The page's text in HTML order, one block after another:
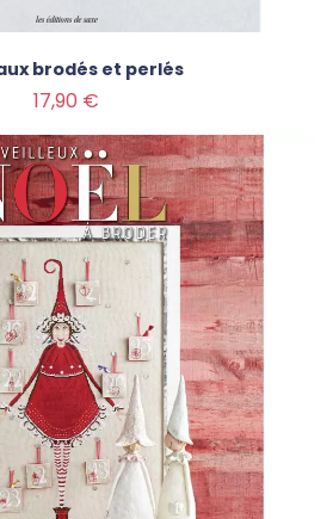
brodés et perlés
17,90 €